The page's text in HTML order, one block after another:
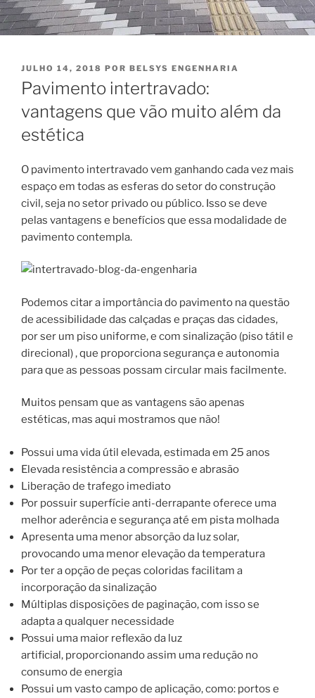
PUBLICADO
EM
JULHO 14, 2018 POR BELSYS ENGENHARIA
Pavimento intertravado:
vantagens que vão muito além da
estética
O pavimento intertravado vem ganhando cada vez mais
espaço em todas as esferas do setor do construção
civil, seja no setor privado ou público. Isso se deve
pelas vantagens e benefícios que essa modalidade de
pavimento contempla.
Podemos citar a importância do pavimento na questão
de acessibilidade das calçadas e praças das cidades,
por ser um piso uniforme, e com sinalização (piso tátil e
direcional) , que proporciona segurança e autonomia
para que as pessoas possam circular mais facilmente.
Muitos pensam que as vantagens são apenas
estéticas, mas aqui mostramos que não!
Possui uma vida útil elevada, estimada em 25 anos
Elevada resistência a compressão e abrasão
Liberação de trafego imediato
Por possuir superfície anti-derrapante oferece uma
melhor aderência e segurança até em pista molhada
Apresenta uma menor absorção da luz solar,
provocando uma menor elevação da temperatura
Por ter a opção de peças coloridas facilitam a
incorporação da sinalização
Múltiplas disposições de paginação, com isso se
adapta a qualquer necessidade
Possui uma maior reflexão da luz
artificial, proporcionando assim uma redução no
consumo de energia
Possui um vasto campo de aplicação, como: portos e